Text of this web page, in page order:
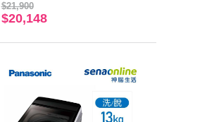
$21,900
$20,148